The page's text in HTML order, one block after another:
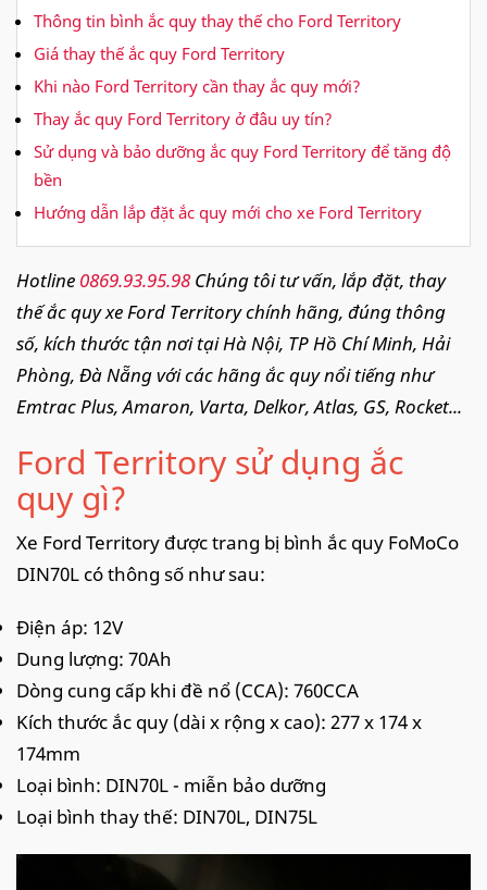
Thông tin bình ắc quy thay thế cho Ford Territory
Giá thay thế ắc quy Ford Territory
Khi nào Ford Territory cần thay ắc quy mới?
Thay ắc quy Ford Territory ở đâu uy tín?
Sử dụng và bảo dưỡng ắc quy Ford Territory để tăng độ
bền
Hướng dẫn lắp đặt ắc quy mới cho xe Ford Territory
Hotline 0869.93.95.98Chúng tôi tư vấn, lắp đặt, thay
thế ắc quy xe Ford Territory chính hãng, đúng thông
số, kích thước tận nơi tại Hà Nội, TP Hồ Chí Minh, Hải
Phòng, Đà Nẵng với các hãng ắc quy nổi tiếng như
Emtrac Plus, Amaron, Varta, Delkor, Atlas, GS, Rocket...
Ford Territory sử dụng ắc
quy gì?
Xe Ford Territory được trang bị bình ắc quy FoMoCo
DIN70L có thông số như sau:
Điện áp: 12V
Dung lượng: 70Ah
Dòng cung cấp khi đề nổ (CCA): 760CCA
Kích thước ắc quy (dài x rộng x cao): 277 x 174 x
174mm
Loại bình: DIN70L - miễn bảo dưỡng
Loại bình thay thế: DIN70L, DIN75L